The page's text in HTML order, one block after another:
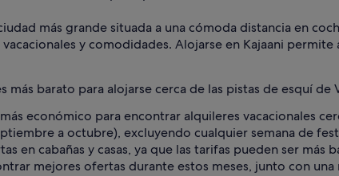
más grande situada a una cómoda distancia en
y comodidades. Alojarse en Kajaani
más barato para alojarse cerca de las pistas de esquí
económico para encontrar alquileres vacacionales
a octubre), excluyendo cualquier semana de
en cabañas y casas, ya que las tarifas pueden ser
mejores ofertas durante estos meses, junto con